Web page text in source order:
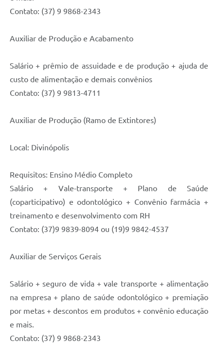
Contato: (37) 9 9868-2343
Auxiliar de Produção e Acabamento
Salário + prêmio de assuidade e de produção + ajuda de
custo de alimentação e demais convênios
Contato: (37) 9 9813-4711
Auxiliar de Produção (Ramo de Extintores)
Local: Divinópolis
Requisitos: Ensino Médio Completo
Salário + Vale-transporte + Plano de Saúde
(coparticipativo) e odontológico + Convênio farmácia +
treinamento e desenvolvimento com RH
Contato: (37)9 9839-8094 ou (19)9 9842-4537
Auxiliar de Serviços Gerais
Salário + seguro de vida + vale transporte + alimentação
na empresa + plano de saúde odontológico + premiação
por metas + descontos em produtos + convênio educação
e mais.
Contato: (37) 9 9868-2343